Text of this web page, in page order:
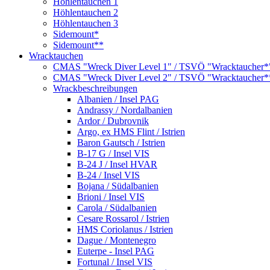
Höhlentauchen 2
Höhlentauchen 3
Sidemount*
Sidemount**
Wracktauchen
CMAS "Wreck Diver Level 1" / TSVÖ
CMAS "Wreck Diver Level 2" / TSVÖ
Wrackbeschreibungen
Albanien / Insel PAG
Andrassy / Nordalbanien
Ardor / Dubrovnik
Argo, ex HMS Flint / Istrien
Baron Gautsch / Istrien
B-17 G / Insel VIS
B-24 J / Insel HVAR
B-24 / Insel VIS
Bojana / Südalbanien
Brioni / Insel VIS
Carola / Südalbanien
Cesare Rossarol / Istrien
HMS Coriolanus / Istrien
Dague / Montenegro
Euterpe - Insel PAG
Fortunal / Insel VIS